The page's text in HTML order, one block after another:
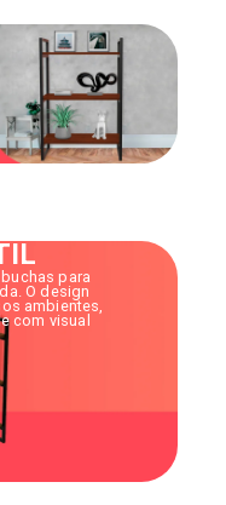
para
O design
ambientes,
com visual